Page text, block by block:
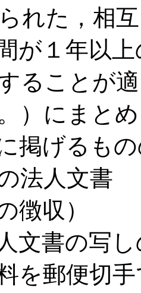
れた，相
が１年以
ることが
）にまと
げるもの
法人文書
徴収）
文書の写
を郵便切